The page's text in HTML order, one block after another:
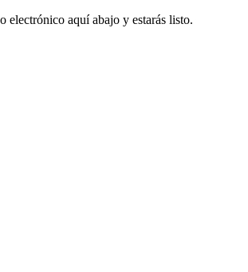
electrónico aquí abajo y estarás listo.